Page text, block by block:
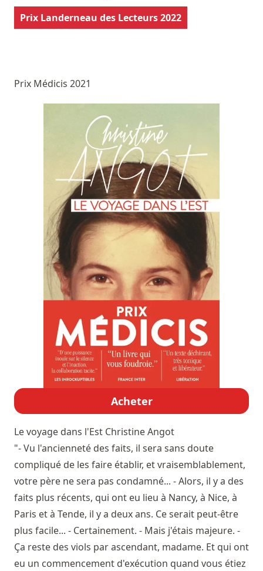
Prix Landerneau des Lecteurs 2022
Prix Médicis 2021
Acheter
Le voyage dans l'Est Christine Angot
"- Vu l'ancienneté des faits, il sera sans doute
compliqué de les faire établir, et vraisemblablement,
votre père ne sera pas condamné... - Alors, il y a des
faits plus récents, qui ont eu lieu à Nancy, à Nice, à
Paris et à Tende, il y a deux ans. Ce serait peut-être
plus facile... - Certainement. - Mais j'étais majeure. -
Ça reste des viols par ascendant, madame. Et qui ont
eu un commencement d'exécution quand vous étiez